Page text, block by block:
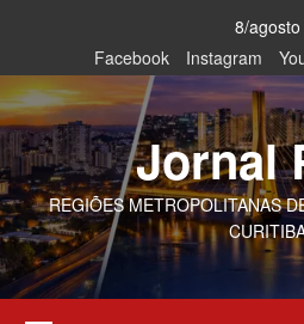
content
8/agosto
Facebook
Instagram
Jornal
REGIÕES METROPOLITANAS